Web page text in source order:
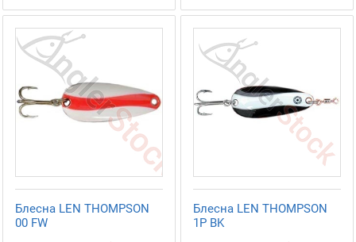
Блесна LEN THOMPSON
00 FW
Блесна LEN THOMPSON
1P BK